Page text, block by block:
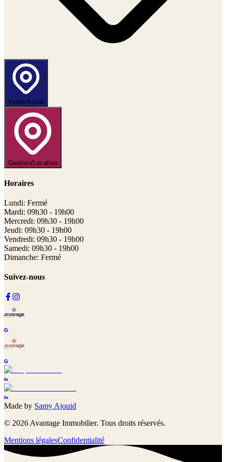
Vente/Achat
Gestion/Location
Horaires
Lundi: Fermé
Mardi: 09h30 - 19h00
Mercredi: 09h30 - 19h00
Jeudi: 09h30 - 19h00
Vendredi: 09h30 - 19h00
Samedi: 09h30 - 19h00
Dimanche: Fermé
Suivez-nous
Made by Samy Ajouid
© 2026 Avantage Immobilier. Tous droits réservés.
Mentions légalesConfidentialité